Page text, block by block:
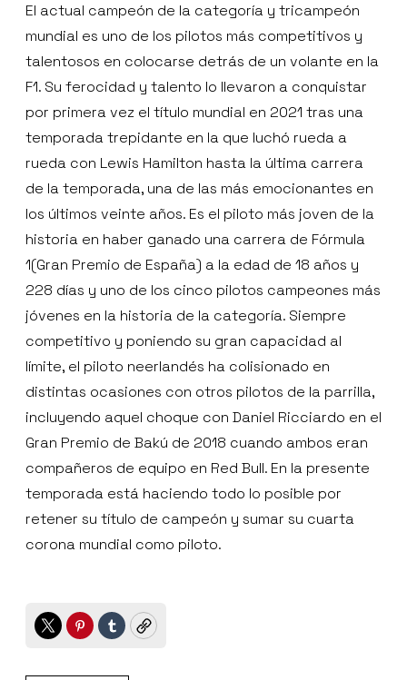
El actual campeón de la categoría y tricampeón
mundial es uno de los pilotos más competitivos y
talentosos en colocarse detrás de un volante en la
F1. Su ferocidad y talento lo llevaron a conquistar
por primera vez el título mundial en 2021 tras una
temporada trepidante en la que luchó rueda a
rueda con Lewis Hamilton hasta la última carrera
de la temporada, una de las más emocionantes en
los últimos veinte años. Es el piloto más joven de la
historia en haber ganado una carrera de Fórmula
1(Gran Premio de España) a la edad de 18 años y
228 días y uno de los cinco pilotos campeones más
jóvenes en la historia de la categoría. Siempre
competitivo y poniendo su gran capacidad al
límite, el piloto neerlandés ha colisionado en
distintas ocasiones con otros pilotos de la parrilla,
incluyendo aquel choque con Daniel Ricciardo en el
Gran Premio de Bakú de 2018 cuando ambos eran
compañeros de equipo en Red Bull. En la presente
temporada está haciendo todo lo posible por
retener su título de campeón y sumar su cuarta
corona mundial como piloto.
TwitterPinterest
TumblrCopy